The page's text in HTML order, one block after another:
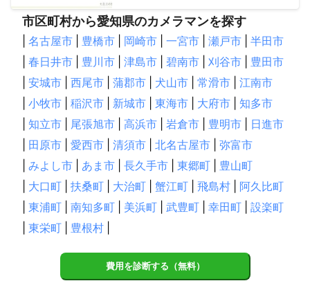
市区町村から愛知県のカメラマンを探す
名古屋市 豊橋市 岡崎市 一宮市 瀬戸市
半田市
春日井市 豊川市 津島市 碧南市 刈谷市
豊田市
安城市 西尾市 蒲郡市 犬山市 常滑市
江南市
小牧市 稲沢市 新城市 東海市 大府市
知多市
知立市 尾張旭市 高浜市 岩倉市 豊明市
日進市
田原市 愛西市 清須市 北名古屋市
弥富市
みよし市 あま市 長久手市 東郷町
豊山町
大口町 扶桑町 大治町 蟹江町 飛島村
阿久比町
東浦町 南知多町 美浜町 武豊町 幸田町
設楽町
東栄町 豊根村
費用を診断する（無料）